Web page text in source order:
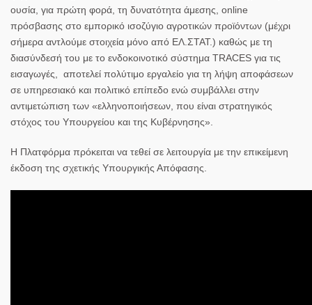
ουσία, για πρώτη φορά, τη δυνατότητα άμεσης, online
πρόσβασης στο εμπορικό ισοζύγιο αγροτικών προϊόντων (μέχρι
σήμερα αντλούμε στοιχεία μόνο από ΕΛ.ΣΤΑΤ.) καθώς με τη
διασύνδεσή του με το ενδοκοινοτικό σύστημα TRACES για τις
εισαγωγές, αποτελεί πολύτιμο εργαλείο για τη λήψη αποφάσεων
σε υπηρεσιακό και πολιτικό επίπεδο ενώ συμβάλλει στην
αντιμετώπιση των «ελληνοποιήσεων, που είναι στρατηγικός
στόχος του Υπουργείου και της Κυβέρνησης».
Η Πλατφόρμα πρόκειται να τεθεί σε λειτουργία με την επικείμενη
έκδοση της σχετικής Υπουργικής Απόφασης.